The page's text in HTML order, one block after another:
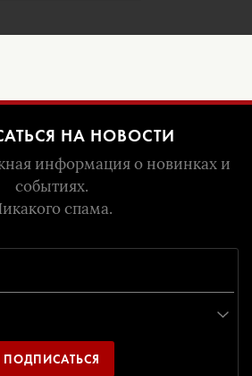
НА НОВОСТИ
информация о новинках и
событиях.
спама.
ПОДПИСАТЬСЯ